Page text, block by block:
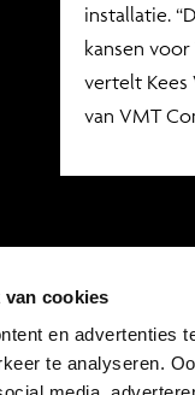
van cookies
en advertenties
te analyseren.
installatie.
kansen voor
vertelt Kees
van VMT